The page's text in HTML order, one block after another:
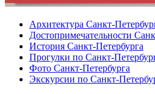
Архитектура Санкт-
Достопримечательности
История Санкт-Петербурга
Прогулки по Санкт-
Фото Санкт-Петербурга
Экскурсии по Санкт-